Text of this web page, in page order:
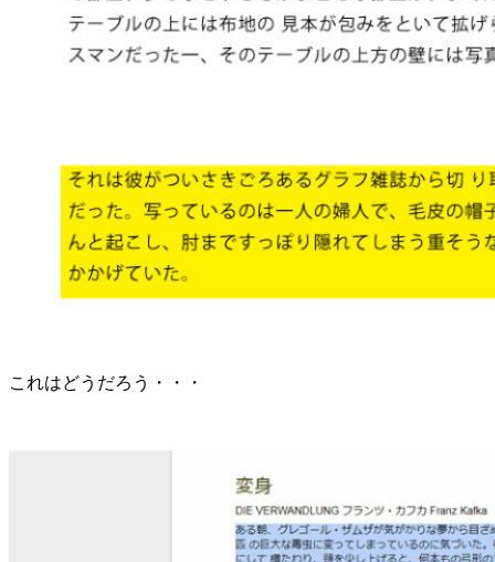
これはどうだろう・・・